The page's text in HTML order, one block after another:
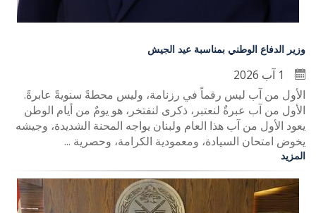
وزير الدفاع الوطني بمناسبة عيد الجيش
الأول من آب ليس رقماً في رزنامة، وليس محطةً سنويةً عابرةً.
الأول من آب عبرةٌ لنعتبر، ذكرى لنفتخر، هو يومٌ من أيام الوطن
يعود الأول من آب هذا العام ولبنان يواجه المحنة الشديدة، وجيشه
يخوض امتحان السيادة، ومعمودية الكرامة، وحصرية ...
المزيد